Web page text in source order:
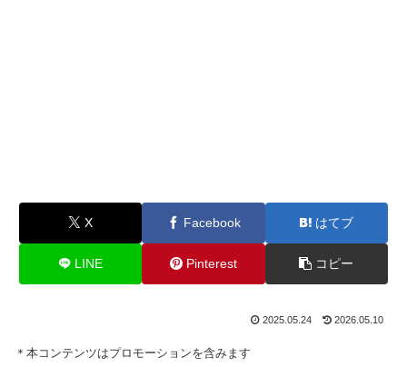
X Facebook はてブ
LINE Pinterest コピー
2025.05.24 2026.05.10
＊本コンテンツはプロモーションを含みます